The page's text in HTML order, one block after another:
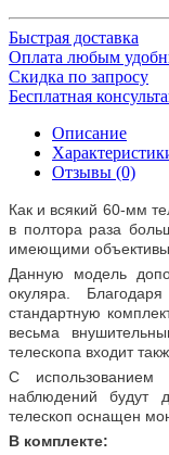
Быстрая доставка
Оплата любым
Скидка по запросу
Бесплатная
Описание
Отзывы (0)
Как и всякий 60-мм
в полтора раза
имеющими
Данную модель
окуляра.
стандартную
весьма
телескопа входит
С
наблюдений будут
телескоп оснащен
В комплекте: